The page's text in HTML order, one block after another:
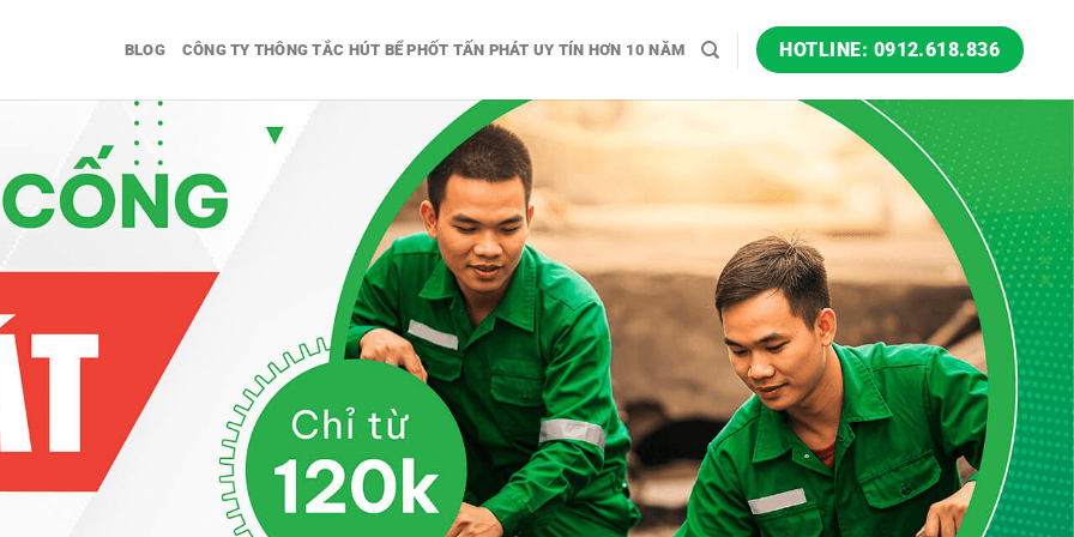
BLOG CÔNG TY THÔNG TẮC HÚT BỂ PHỐT TẤN PHÁT UY TÍN HƠN 10 NĂM HOTLINE: 0912.618.836